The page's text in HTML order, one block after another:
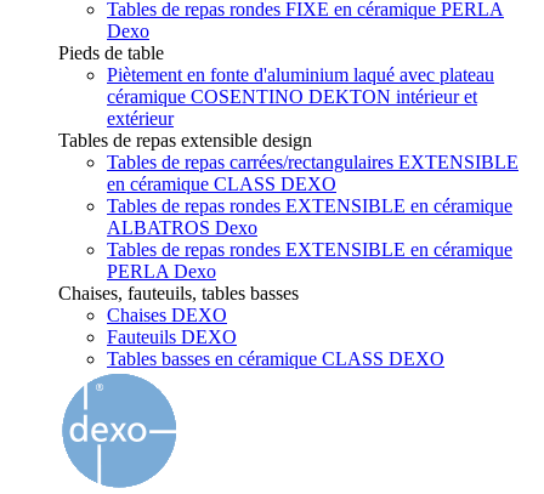
Tables de repas rondes FIXE en céramique PERLA
Dexo
Pieds de table
Piètement en fonte d'aluminium laqué avec plateau
céramique COSENTINO DEKTON intérieur et
extérieur
Tables de repas extensible design
Tables de repas carrées/rectangulaires EXTENSIBLE
en céramique CLASS DEXO
Tables de repas rondes EXTENSIBLE en céramique
ALBATROS Dexo
Tables de repas rondes EXTENSIBLE en céramique
PERLA Dexo
Chaises, fauteuils, tables basses
Chaises DEXO
Fauteuils DEXO
Tables basses en céramique CLASS DEXO